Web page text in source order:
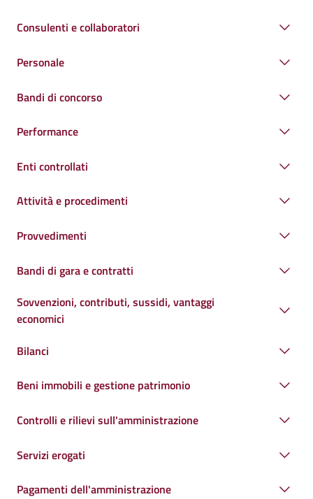
Consulenti e collaboratori
Personale
Bandi di concorso
Performance
Enti controllati
Attività e procedimenti
Provvedimenti
Bandi di gara e contratti
Sovvenzioni, contributi, sussidi, vantaggi
economici
Bilanci
Beni immobili e gestione patrimonio
Controlli e rilievi sull'amministrazione
Servizi erogati
Pagamenti dell'amministrazione